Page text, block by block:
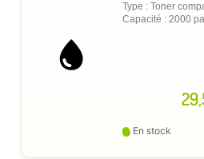
Type : Toner
Capacité : 2000
En stock